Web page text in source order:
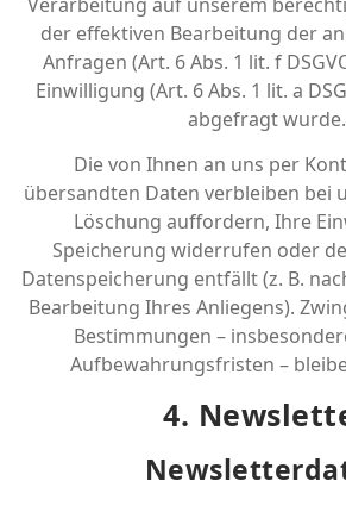
der effektiven Bearbeitung der
Anfragen (Art. 6 Abs. 1 lit. f
Einwilligung (Art. 6 Abs. 1 lit. a
abgefragt wurde.
Die von Ihnen an uns per
übersandten Daten verbleiben bei
Löschung auffordern, Ihre
Speicherung widerrufen oder
Datenspeicherung entfällt (z. B.
Bearbeitung Ihres Anliegens).
Bestimmungen –
Aufbewahrungsfristen –
4.